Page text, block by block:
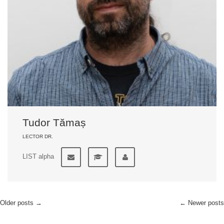
Tudor Tămaș
LECTOR DR.
LIST alpha
Older posts → ← Newer posts